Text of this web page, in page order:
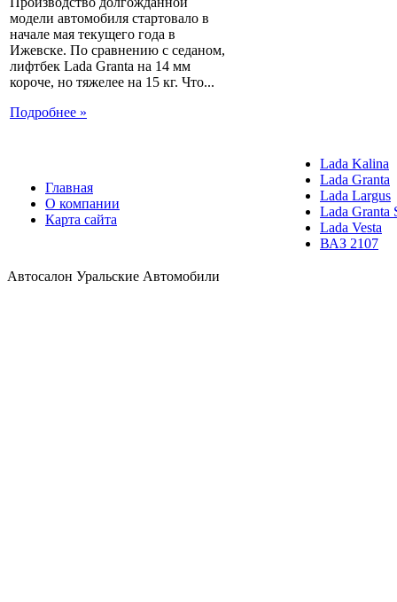
модели автомобиля стартовало в
начале мая текущего года в
Ижевске. По сравнению с седаном,
лифтбек Lada Granta на 14 мм
короче, но тяжелее на 15 кг. Что...
Подробнее »
Главная
О компании
Карта сайта
Lada Kalina
Lada Granta
Lada Largus
Lada Granta
Lada Vesta
ВАЗ 2107
Автосалон Уральские Автомобили